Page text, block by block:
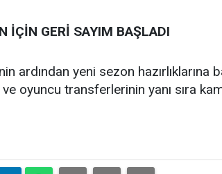
İÇİN GERİ SAYIM BAŞLADI
ardından yeni sezon
oyuncu transferlerinin yanı sıra